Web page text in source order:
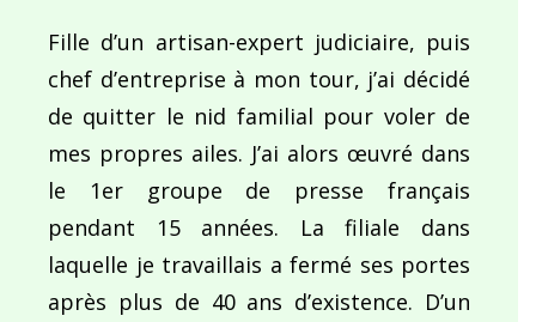
Fille d’un artisan-expert judiciaire, puis
chef d’entreprise à mon tour, j’ai décidé
de quitter le nid familial pour voler de
mes propres ailes. J’ai alors œuvré dans
le 1er groupe de presse français
pendant 15 années. La filiale dans
laquelle je travaillais a fermé ses portes
après plus de 40 ans d’existence. D’un